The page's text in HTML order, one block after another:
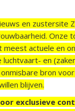
en zustersite
Onze
meest actuele en
luchtvaart- en
bron
blijven.
exclusieve